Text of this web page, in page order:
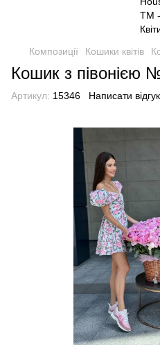
Композиції Кошики квітів
Кошик з півонією
Артикул: 15346 Написати відгук